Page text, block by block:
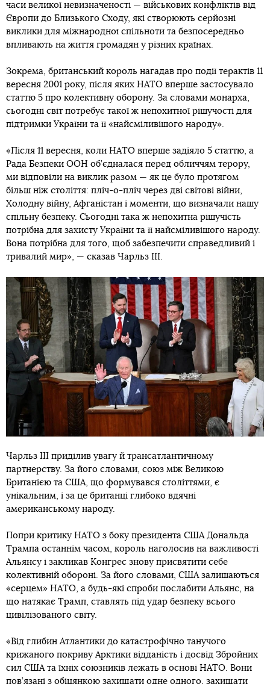
часи великої невизначеності — військових конфліктів від
Європи до Близького Сходу, які створюють серйозні
виклики для міжнародної спільноти та безпосередньо
впливають на життя громадян у різних країнах.
Зокрема, британський король нагадав про події терактів 11
вересня 2001 року, після яких НАТО вперше застосувало
статтю 5 про колективну оборону. За словами монарха,
сьогодні світ потребує такої ж непохитної рішучості для
підтримки України та її «найсміливішого народу».
«Після 11 вересня, коли НАТО вперше задіяло 5 статтю, а
Рада Безпеки ООН об’єдналася перед обличчям терору,
ми відповіли на виклик разом — як це було протягом
більш ніж століття: пліч-о-пліч через дві світові війни,
Холодну війну, Афганістан і моменти, що визначали нашу
спільну безпеку. Сьогодні така ж непохитна рішучість
потрібна для захисту України та її найсміливішого народу.
Вона потрібна для того, щоб забезпечити справедливий і
тривалий мир», — сказав Чарльз III.
Чарльз III приділив увагу й трансатлантичному
партнерству. За його словами, союз між Великою
Британією та США, що формувався століттями, є
унікальним, і за це британці глибоко вдячні
американському народу.
Попри критику НАТО з боку президента США Дональда
Трампа останнім часом, король наголосив на важливості
Альянсу і закликав Конгрес знову присвятити себе
колективній обороні. За його словами, США залишаються
«серцем» НАТО, а будь-які спроби послабити Альянс, на
що натякає Трамп, ставлять під удар безпеку всього
цивілізованого світу.
«Від глибин Атлантики до катастрофічно танучого
крижаного покриву Арктики відданість і досвід Збройних
сил США та їхніх союзників лежать в основі НАТО. Вони
пов’язані з обіцянкою захищати одне одного, захищати